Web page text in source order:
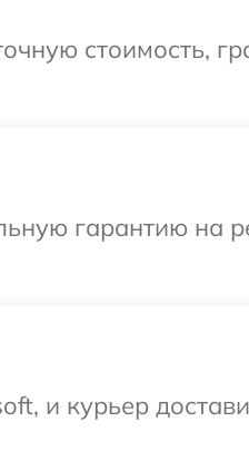
стоимость,
гарантию на
и курьер